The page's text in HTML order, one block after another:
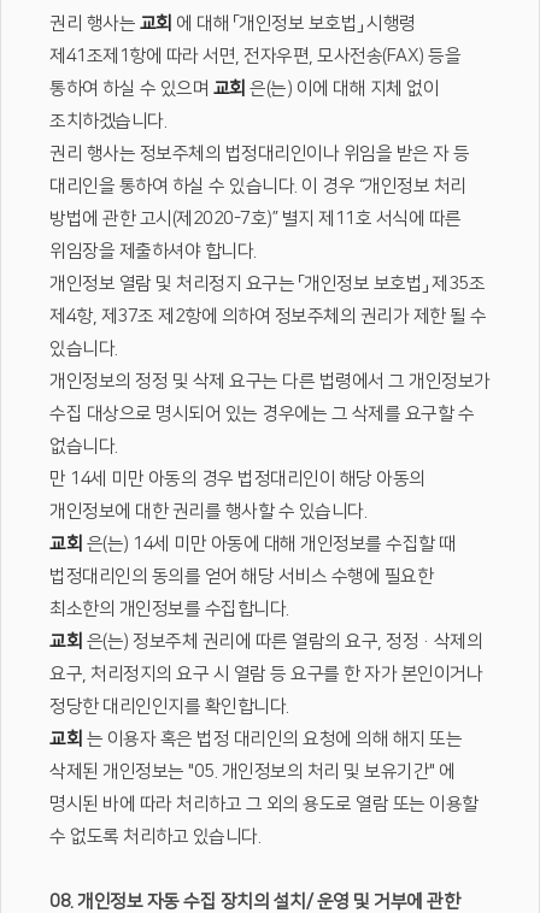
권리 행사는 교회 에 대해 「개인정보 보호법」 시행령
제41조제1항에 따라 서면, 전자우편, 모사전송(FAX) 등을
통하여 하실 수 있으며 교회 은(는) 이에 대해 지체 없이
조치하겠습니다.
권리 행사는 정보주체의 법정대리인이나 위임을 받은 자 등
대리인을 통하여 하실 수 있습니다. 이 경우 “개인정보 처리
방법에 관한 고시(제2020-7호)” 별지 제11호 서식에 따른
위임장을 제출하셔야 합니다.
개인정보 열람 및 처리정지 요구는 「개인정보 보호법」 제35조
제4항, 제37조 제2항에 의하여 정보주체의 권리가 제한 될 수
있습니다.
개인정보의 정정 및 삭제 요구는 다른 법령에서 그 개인정보가
수집 대상으로 명시되어 있는 경우에는 그 삭제를 요구할 수
없습니다.
만 14세 미만 아동의 경우 법정대리인이 해당 아동의
개인정보에 대한 권리를 행사할 수 있습니다.
교회 은(는) 14세 미만 아동에 대해 개인정보를 수집할 때
법정대리인의 동의를 얻어 해당 서비스 수행에 필요한
최소한의 개인정보를 수집합니다.
교회 은(는) 정보주체 권리에 따른 열람의 요구, 정정·삭제의
요구, 처리정지의 요구 시 열람 등 요구를 한 자가 본인이거나
정당한 대리인인지를 확인합니다.
교회 는 이용자 혹은 법정 대리인의 요청에 의해 해지 또는
삭제된 개인정보는 "05. 개인정보의 처리 및 보유기간" 에
명시된 바에 따라 처리하고 그 외의 용도로 열람 또는 이용할
수 없도록 처리하고 있습니다.
08. 개인정보 자동 수집 장치의 설치/ 운영 및 거부에 관한